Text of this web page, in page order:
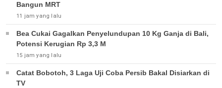
Bangun MRT
11 jam yang lalu
Bea Cukai Gagalkan Penyelundupan 10 Kg Ganja di Bali,
Potensi Kerugian Rp 3,3 M
15 jam yang lalu
Catat Bobotoh, 3 Laga Uji Coba Persib Bakal Disiarkan di
TV